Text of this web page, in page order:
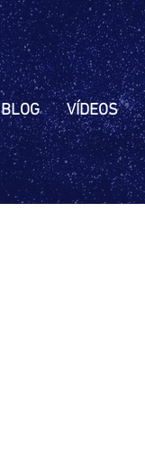
BLOG VÍDEOS